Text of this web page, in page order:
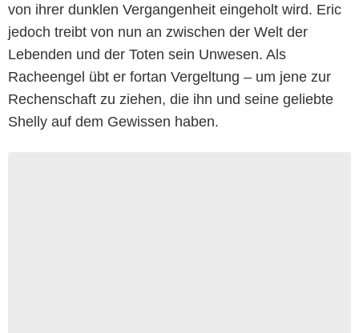
von ihrer dunklen Vergangenheit eingeholt wird. Eric
jedoch treibt von nun an zwischen der Welt der
Lebenden und der Toten sein Unwesen. Als
Racheengel übt er fortan Vergeltung – um jene zur
Rechenschaft zu ziehen, die ihn und seine geliebte
Shelly auf dem Gewissen haben.